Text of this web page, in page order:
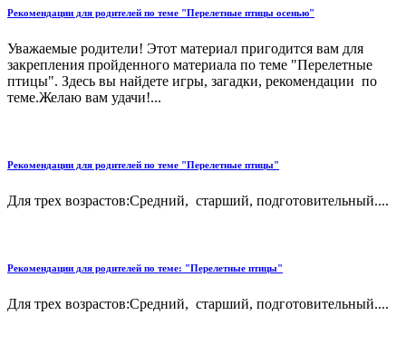
Рекомендации для родителей по теме "Перелетные птицы осенью"
Уважаемые родители! Этот материал пригодится вам для
закрепления пройденного материала по теме "Перелетные
птицы". Здесь вы найдете игры, загадки, рекомендации по
теме.Желаю вам удачи!...
Рекомендации для родителей по теме "Перелетные птицы"
Для трех возрастов:Средний, старший, подготовительный....
Рекомендации для родителей по теме: "Перелетные птицы"
Для трех возрастов:Средний, старший, подготовительный....